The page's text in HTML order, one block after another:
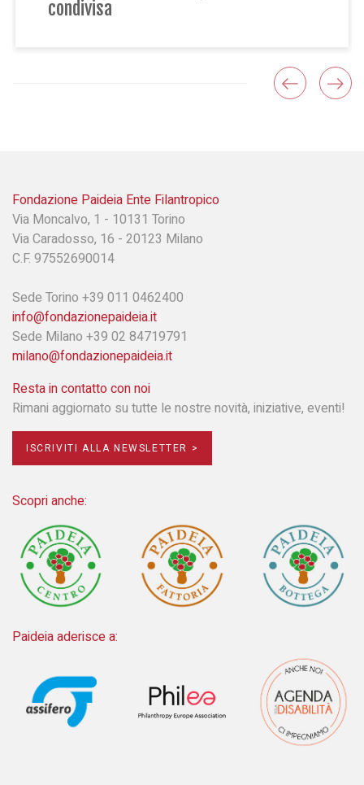
Fondazione Paideia Ente Filantropico
Via Moncalvo, 1 - 10131 Torino
Via Caradosso, 16 - 20123 Milano
C.F. 97552690014
Sede Torino +39 011 0462400
info@fondazionepaideia.it
Sede Milano +39 02 84719791
milano@fondazionepaideia.it
Resta in contatto con noi
Rimani aggiornato su tutte le nostre novità, iniziative, eventi!
ISCRIVITI ALLA NEWSLETTER >
Scopri anche:
Paideia aderisce a: